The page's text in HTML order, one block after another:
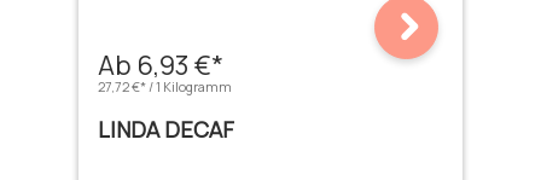
Ab 6,93 €*
27,72 €* / 1 Kilogramm
LINDA DECAF